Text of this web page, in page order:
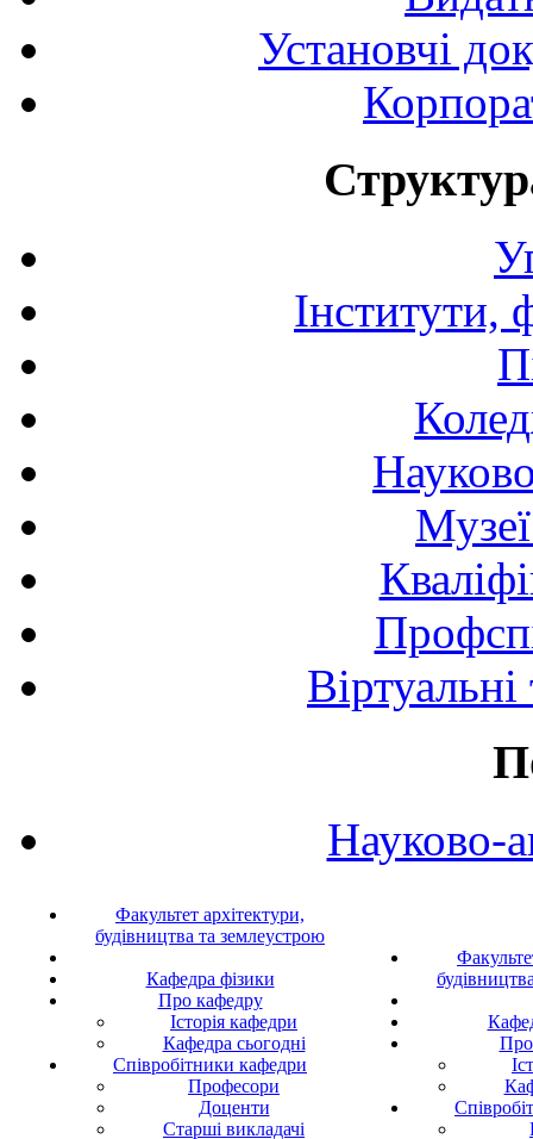
Установчі
Інститути,
Науково-
Факультет архітектури,
будівництва та землеустрою
Кафедра фізики
Про кафедру
Історія кафедри
Кафедра сьогодні
Співробітники кафедри
Професори
Доценти
Старші викладачі